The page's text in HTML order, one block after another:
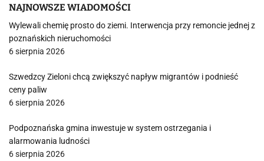
NAJNOWSZE WIADOMOŚCI
Wylewali chemię prosto do ziemi. Interwencja przy remoncie jednej z
poznańskich nieruchomości
6 sierpnia 2026
Szwedzcy Zieloni chcą zwiększyć napływ migrantów i podnieść
ceny paliw
6 sierpnia 2026
Podpoznańska gmina inwestuje w system ostrzegania i
alarmowania ludności
6 sierpnia 2026